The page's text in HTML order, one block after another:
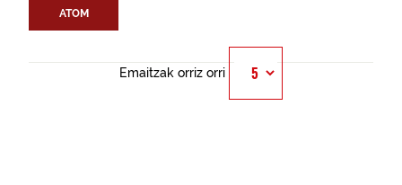
ATOM
Emaitzak orriz orri